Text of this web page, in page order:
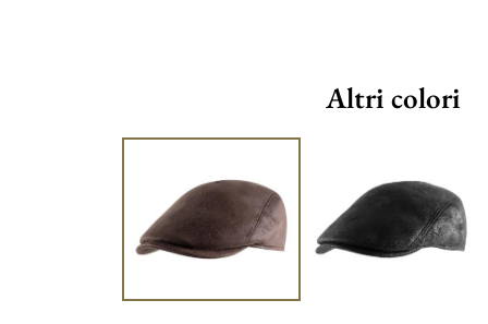
Altri colori